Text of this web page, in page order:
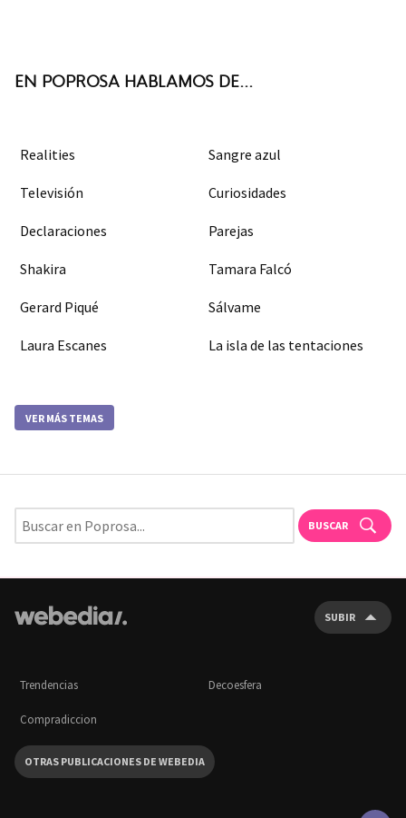
EN POPROSA HABLAMOS DE...
Realities Sangre azul
Televisión Curiosidades
Declaraciones Parejas
Shakira Tamara Falcó
Gerard Piqué Sálvame
Laura Escanes La isla de las tentaciones
VER MÁS TEMAS
BUSCAR
SUBIR
Trendencias Decoesfera
Compradiccion
OTRAS PUBLICACIONES DE WEBEDIA